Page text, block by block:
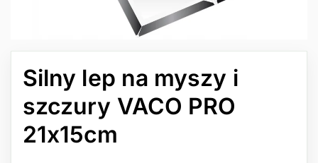
Silny lep na myszy i
szczury VACO PRO
21x15cm